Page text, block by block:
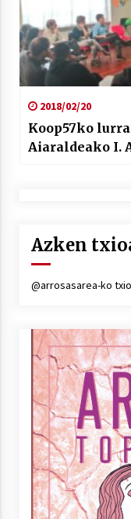
2018/02/20
Koop57ko
Aiaraldeako I.
Azken
@arrosasarea-ko